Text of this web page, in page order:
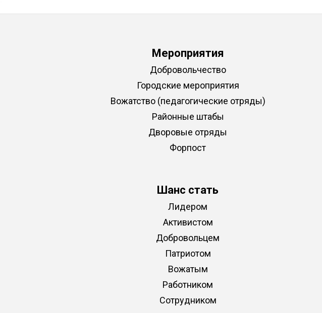
Мероприятия
Добровольчество
Городские мероприятия
Вожатство (педагогические отряды)
Районные штабы
Дворовые отряды
Форпост
Шанс стать
Лидером
Активистом
Добровольцем
Патриотом
Вожатым
Работником
Сотрудником